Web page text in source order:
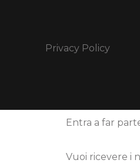
Privacy Policy
Entra a far
Vuoi ricevere i